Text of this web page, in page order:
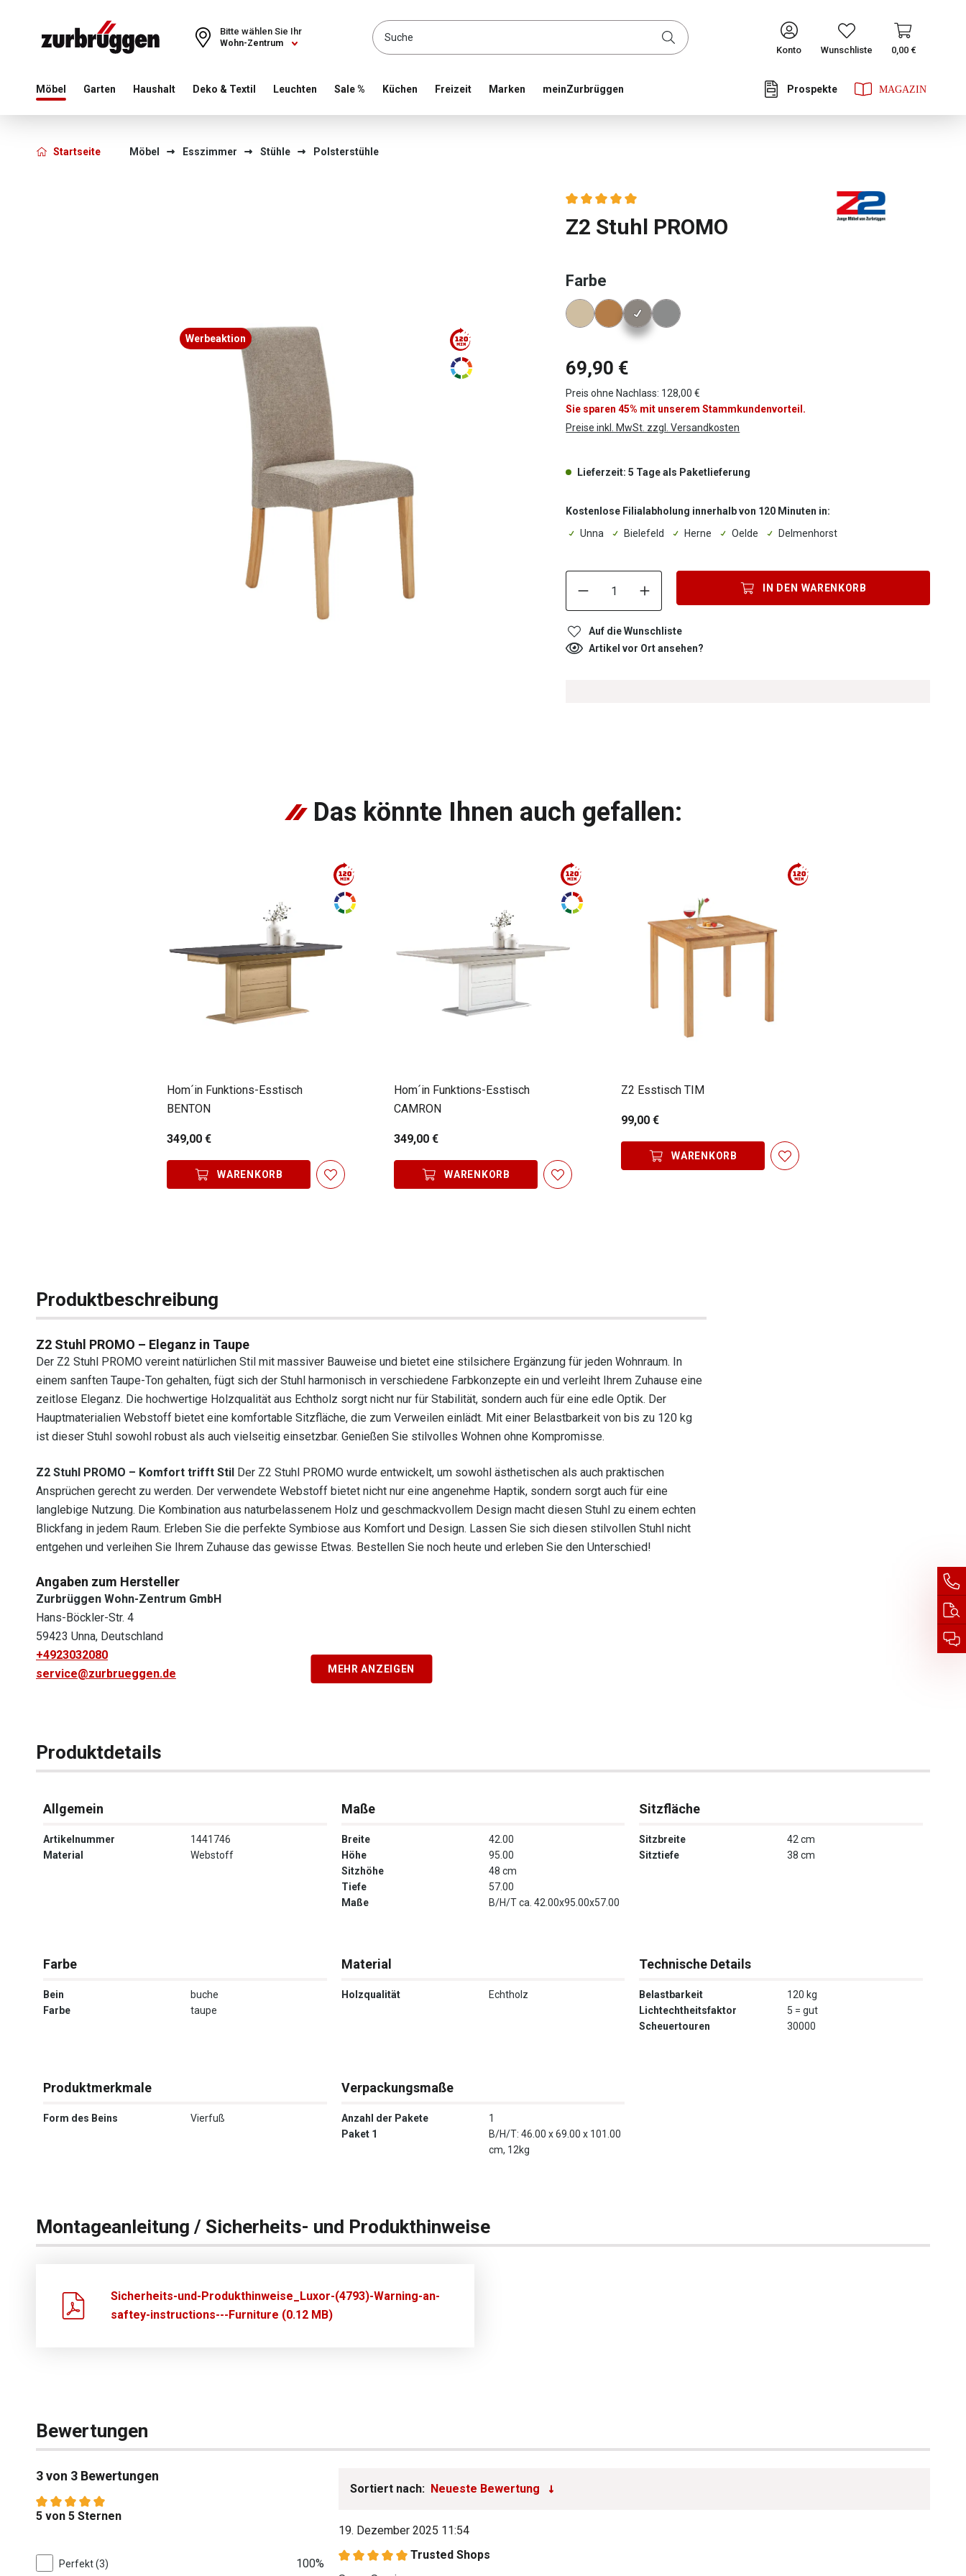
Choose a different country or region to see content for your location and shop online CONTINUE
Wohn-Zentrum
Bitte wählen Sie Ihr
Konto
Wunschliste 0,00 €
Möbel Garten Haushalt Deko & Textil Leuchten Sale % Küchen Freizeit Prospekte
Marken meinZurbrüggen
Startseite Möbel Esszimmer Stühle Polsterstühle
Werbeaktion
Durchschnittliche Bewertung von 5 von 5 Sternen
Z2 Stuhl PROMO
Farbe
Konfigurator Farbe
69,90 €
Preis ohne Nachlass: 128,00 €
Sie sparen 45% mit unserem Stammkundenvorteil.
Preise inkl. MwSt. zzgl. Versandkosten
Lieferzeit: 5 Tage als Paketlieferung
Kostenlose Filialabholung innerhalb von 120 Minuten in:
Unna
Bielefeld Herne Oelde Delmenhorst
Produkt Anzahl: Gib den gewünschten Wert ein oder benutze die
IN DEN WARENKORB
Auf die Wunschliste
Artikel vor Ort ansehen?
Das könnte Ihnen auch gefallen:
Hom´in Funktions-Esstisch
BENTON
349,00 €
WARENKORB
Hom´in Funktions-Esstisch
CAMRON
349,00 €
WARENKORB
Z2 Esstisch TIM
99,00 €
WARENKORB
Produktbeschreibung
Z2 Stuhl PROMO – Eleganz in Taupe
Der Z2 Stuhl PROMO vereint natürlichen Stil mit massiver Bauweise und bietet eine stilsichere Ergänzung für jeden Wohnraum. In
einem sanften Taupe-Ton gehalten, fügt sich der Stuhl harmonisch in verschiedene Farbkonzepte ein und verleiht Ihrem Zuhause eine
zeitlose Eleganz. Die hochwertige Holzqualität aus Echtholz sorgt nicht nur für Stabilität, sondern auch für eine edle Optik. Der
Hauptmaterialien Webstoff bietet eine komfortable Sitzfläche, die zum Verweilen einlädt. Mit einer Belastbarkeit von bis zu 120 kg
ist dieser Stuhl sowohl robust als auch vielseitig einsetzbar. Genießen Sie stilvolles Wohnen ohne Kompromisse.
Z2 Stuhl PROMO – Komfort trifft Stil Der Z2 Stuhl PROMO wurde entwickelt, um sowohl ästhetischen als auch praktischen
Ansprüchen gerecht zu werden. Der verwendete Webstoff bietet nicht nur eine angenehme Haptik, sondern sorgt auch für eine
langlebige Nutzung. Die Kombination aus naturbelassenem Holz und geschmackvollem Design macht diesen Stuhl zu einem echten
Blickfang in jedem Raum. Erleben Sie die perfekte Symbiose aus Komfort und Design. Lassen Sie sich diesen stilvollen Stuhl nicht
entgehen und verleihen Sie Ihrem Zuhause das gewisse Etwas. Bestellen Sie noch heute und erleben Sie den Unterschied!
Angaben zum Hersteller
Zurbrüggen Wohn-Zentrum GmbH
Hans-Böckler-Str. 4
59423 Unna, Deutschland
+4923032080
service@zurbrueggen.de
MEHR ANZEIGEN
Produktdetails
Allgemein
Artikelnummer
1441746
Material
Webstoff
Maße
Breite
42.00
Höhe
95.00
Sitzhöhe
48 cm
Tiefe
57.00
Maße
B/H/T ca. 42.00x95.00x57.00
Sitzfläche
Sitzbreite
42 cm
Sitztiefe
38 cm
Farbe
Bein
buche
Farbe
taupe
Material
Holzqualität Echtholz
Technische Details
Belastbarkeit
120 kg
Lichtechtheitsfaktor
5 = gut
Scheuertouren
30000
Produktmerkmale
Form des Beins Vierfuß
Verpackungsmaße
Anzahl der Pakete
1
Paket 1
B/H/T: 46.00 x 69.00 x 101.00
cm, 12kg
Montageanleitung / Sicherheits- und Produkthinweise
Sicherheits-und-Produkthinweise_Luxor-(4793)-Warning-an-
saftey-instructions---Furniture (0.12 MB)
Bewertungen
3 von 3 Bewertungen
Durchschnittliche Bewertung von 5 von 5 Sternen
5 von 5 Sternen
3 von 3 Bewertungen
Perfekt (3) 100%
Sortiert nach:
19. Dezember 2025 11:54
Bewertung mit 5 von 5 Sternen
Trusted Shops